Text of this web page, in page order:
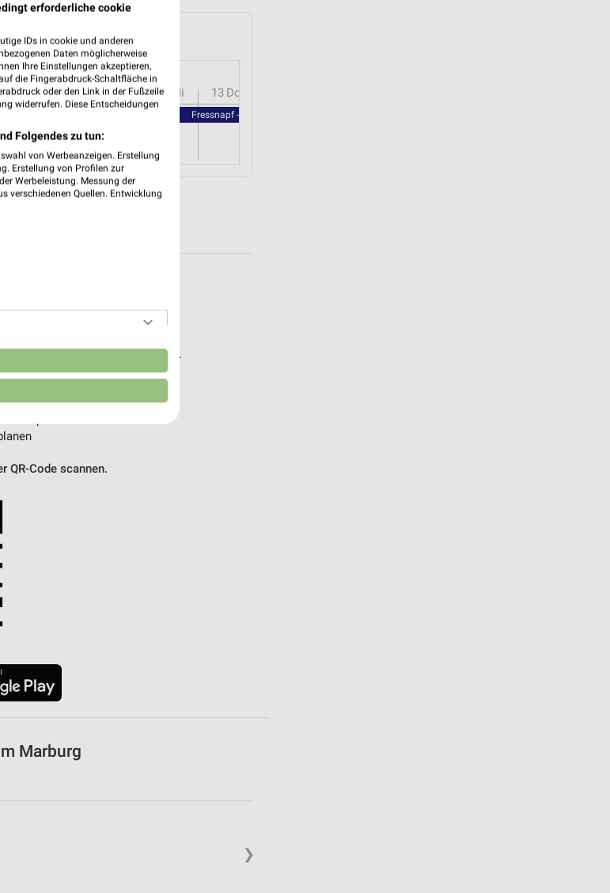
So 10Mo 11Di 12 Mi 13 Do
Fressnapf - Fressnapf Friends
App
weekli App für iOS & Android.
QR-Code scannen.
Marburg
❯
erforderliche cookie
IDs in cookie und anderen
Daten möglicherweise
Ihre Einstellungen akzeptieren,
die Fingerabdruck-Schaltfläche in
oder den Link in der Fußzeile
widerrufen. Diese Entscheidungen
Folgendes zu tun:
von Werbeanzeigen. Erstellung
Erstellung von Profilen zur
Werbeleistung. Messung der
verschiedenen Quellen. Entwicklung